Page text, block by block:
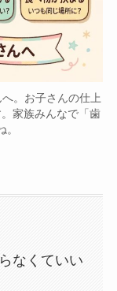
。お子さんの仕上
家族みんなで「歯
なくていい